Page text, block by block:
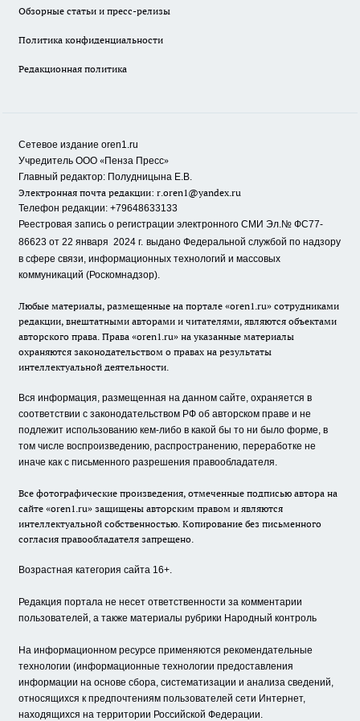
Обзорные статьи и пресс-релизы
Политика конфиденциальности
Редакционная политика
Сетевое издание oren1.ru
Учредитель ООО «Пенза Пресс»
Главный редактор: Полудницына Е.В.
Электронная почта редакции: r.oren1@yandex.ru
Телефон редакции: +79648633133
Реестровая запись о регистрации электронного СМИ Эл.№ ФС77-
86623 от 22 января 2024 г. выдано Федеральной службой по надзору
в сфере связи, информационных технологий и массовых
коммуникаций (Роскомнадзор).
Любые материалы, размещенные на портале «oren1.ru» сотрудниками
редакции, внештатными авторами и читателями, являются объектами
авторского права. Права «oren1.ru» на указанные материалы
охраняются законодательством о правах на результаты
интеллектуальной деятельности.
Вся информация, размещенная на данном сайте, охраняется в
соответствии с законодательством РФ об авторском праве и не
подлежит использованию кем-либо в какой бы то ни было форме, в
том числе воспроизведению, распространению, переработке не
иначе как с письменного разрешения правообладателя.
Все фотографические произведения, отмеченные подписью автора на
сайте «oren1.ru» защищены авторским правом и являются
интеллектуальной собственностью. Копирование без письменного
согласия правообладателя запрещено.
Возрастная категория сайта 16+.
Редакция портала не несет ответственности за комментарии
пользователей, а также материалы рубрики Народный контроль
На информационном ресурсе применяются рекомендательные
технологии (информационные технологии предоставления
информации на основе сбора, систематизации и анализа сведений,
относящихся к предпочтениям пользователей сети Интернет,
находящихся на территории Российской Федерации.